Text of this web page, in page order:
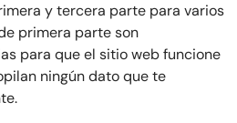
y tercera parte para varios
primera parte son
para que el sitio web funcione
ningún dato que te